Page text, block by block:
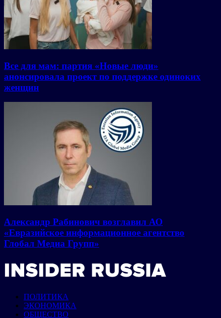
Все для мам: партия «Новые люди»
анонсировала проект по поддержке одиноких
женщин
Александр Рабинович возглавил АО
«Евразийское информационное агентство
Глобал Медиа Групп»
ПОЛИТИКА
ЭКОНОМИКА
ОБЩЕСТВО